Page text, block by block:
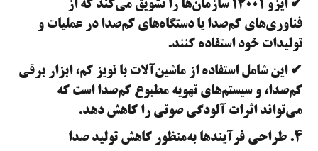
✔ ایزو ۱۴۰۰۱ سازمان‌ها را تشویق می‌کند که از
فناوری‌های کم‌صدا یا دستگاه‌های کم‌صدا در عملیات و
تولیدات خود استفاده کنند.
✔ این شامل استفاده از ماشین‌آلات با نویز کم، ابزار برقی
کم‌صدا، و سیستم‌های تهویه مطبوع کم‌صدا است که
می‌تواند اثرات آلودگی صوتی را کاهش دهد.
۴. طراحی فرآیندها به‌منظور کاهش تولید صدا